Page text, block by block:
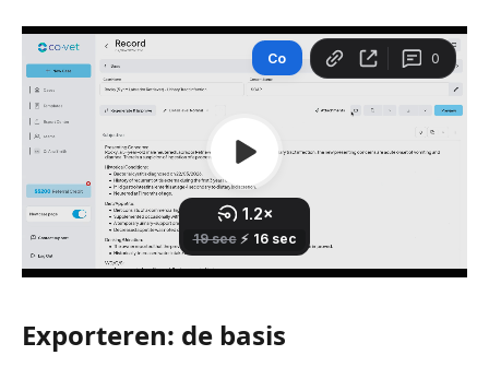
​Exporteren: de basis